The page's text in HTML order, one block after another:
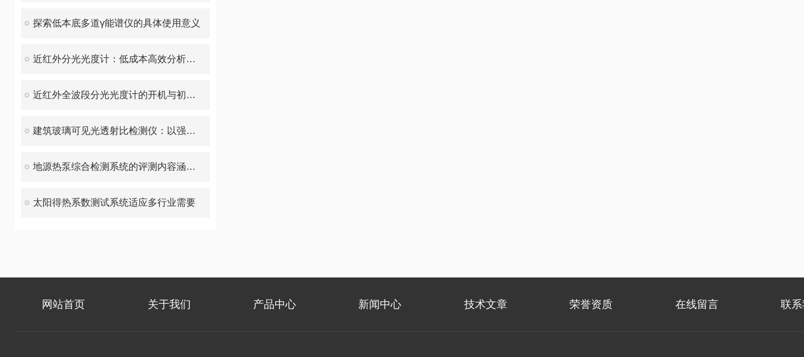
探索低本底多道γ能谱仪的具体使用意义
近红外分光光度计：低成本高效分析的工具
近红外全波段分光光度计的开机与初始化
建筑玻璃可见光透射比检测仪：以强劲性能，解锁精准检测新高度
地源热泵综合检测系统的评测内容涵盖多个维度
太阳得热系数测试系统适应多行业需要
网站首页 关于我们 产品中心 新闻中心 技术文章 荣誉资质 在线留言 联